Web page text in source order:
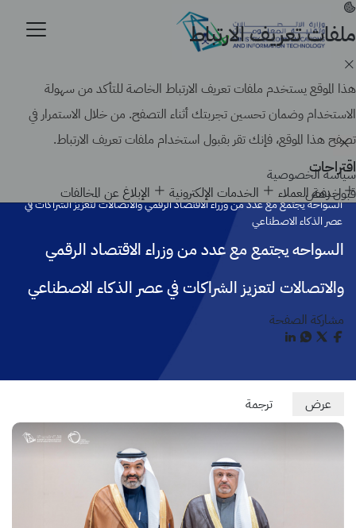
موقع حكومي رسمي تابع لحكومة المملكة العربية السعودية
كيف تتحقق
تجاوز
إلى
المحتوى
الرئيسي
اقتراحات
خدمة العملاء الخدمات الإلكترونية الإبلاغ عن المخالفات الرئيسية
أخبار الوزارة
السواحه يجتمع مع عدد من وزراء الاقتصاد الرقمي والاتصالات لتعزيز الشراكات في
عصر الذكاء الاصطناعي
السواحه يجتمع مع عدد من وزراء الاقتصاد الرقمي
والاتصالات لتعزيز الشراكات في عصر الذكاء الاصطناعي
مشاركة الصفحة
Primary
tabs
عرض
التبويب
ترجمة
ملفات تعريف الارتباط
هذا الموقع يستخدم ملفات تعريف الارتباط الخاصة للتأكد من سهولة
الاستخدام وضمان تحسين تجربتك أثناء التصفح. من خلال الاستمرار في
تصفح هذا الموقع، فإنك تقر بقبول استخدام ملفات تعريف الارتباط.
سياسة الخصوصية
قبولرفض